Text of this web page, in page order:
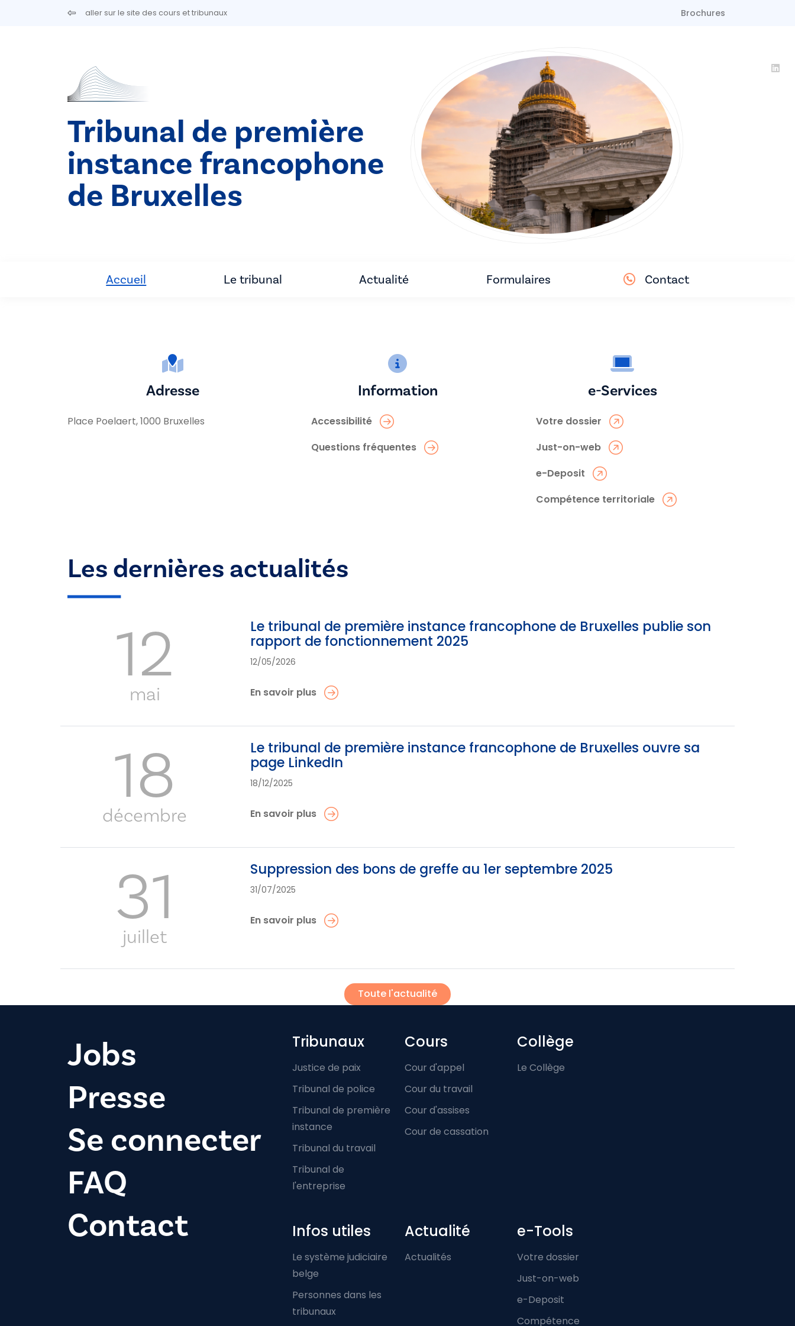
Aller au contenu principalaller sur le site des cours et tribunaux Brochures
Tribunal de première
instance francophone
de Bruxelles
Accueil Le tribunal Actualité Formulaires Contact
Adresse
Place Poelaert, 1000 Bruxelles
Information
Accessibilité
Questions fréquentes
e-Services
Votre dossier
Just-on-web
e-Deposit
Compétence territoriale
Les dernières actualités
12
mai
Le tribunal de première instance francophone de Bruxelles publie son
rapport de fonctionnement 2025
12/05/2026
En savoir plus
18
décembre
Le tribunal de première instance francophone de Bruxelles ouvre sa
page LinkedIn
18/12/2025
En savoir plus
31
juillet
Suppression des bons de greffe au 1er septembre 2025
31/07/2025
En savoir plus
Toute l'actualité
Jobs
Presse
Se connecter
FAQ
Contact
Footer-menu
Tribunaux
Justice de paix
Tribunal de police
Tribunal de première
instance
Tribunal du travail
Tribunal de
l'entreprise
Cours
Cour d'appel
Cour du travail
Cour d'assises
Cour de cassation
Collège
Le Collège
Infos utiles
Le système judiciaire
belge
Personnes dans les
tribunaux
Actualité
Actualités
e-Tools
Votre dossier
Just-on-web
e-Deposit
Compétence